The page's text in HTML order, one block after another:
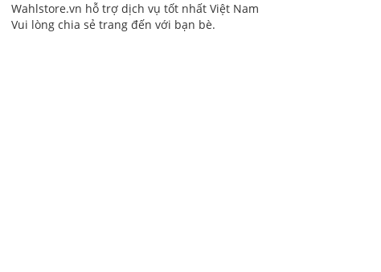
Wahlstore.vn hỗ trợ dịch vụ tốt nhất Việt Nam
Vui lòng chia sẻ trang đến với bạn bè.